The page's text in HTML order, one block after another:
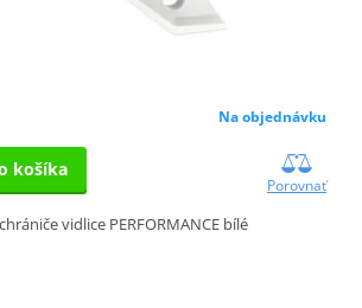
Na objednávku
košíka
Porovnať
vidlice PERFORMANCE bílé